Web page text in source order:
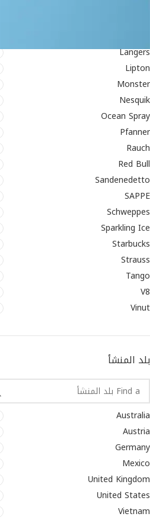
Langers
Lipton
Monster
Nesquik
Ocean Spray
Pfanner
Rauch
Red Bull
Sandenedetto
SAPPE
Schweppes
Sparkling Ice
Starbucks
Strauss
Tango
V8
Vinut
بلد المنشأ
Australia
Austria
Germany
Mexico
United Kingdom
United States
Vietnam